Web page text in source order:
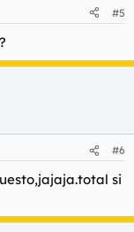
#5
#6
si